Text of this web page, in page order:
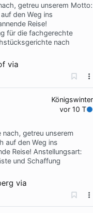
getreu unserem Motto:
den Weg ins
Reise!
für die fachgerechte
nach
via
Königswinter
vor 10 T
getreu unserem
auf den Weg ins
Reise! Anstellungsart:
und Schaffung
via